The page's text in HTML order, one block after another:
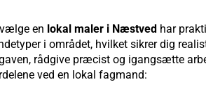
en lokal maler i Næstved har
i området, hvilket sikrer dig
rådgive præcist og igangsætte
ved en lokal fagmand: